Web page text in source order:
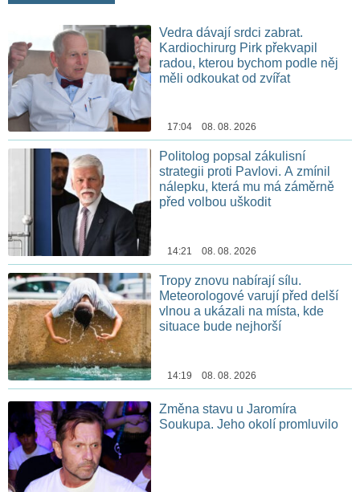
Vedra dávají srdci zabrat.
Kardiochirurg Pirk překvapil
radou, kterou bychom podle něj
měli odkoukat od zvířat
17:04 08. 08. 2026
Politolog popsal zákulisní
strategii proti Pavlovi. A zmínil
nálepku, která mu má záměrně
před volbou uškodit
14:21 08. 08. 2026
Tropy znovu nabírají sílu.
Meteorologové varují před delší
vlnou a ukázali na místa, kde
situace bude nejhorší
14:19 08. 08. 2026
Změna stavu u Jaromíra
Soukupa. Jeho okolí promluvilo